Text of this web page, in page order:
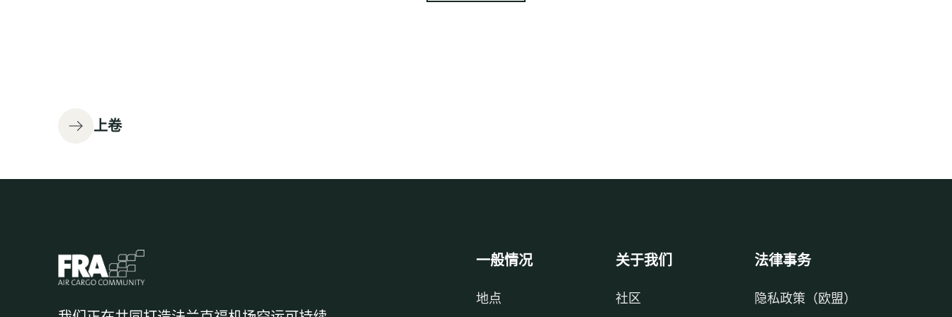
上卷
一般情况
地点
关于我们
社区
法律事务
隐私政策（欧盟）